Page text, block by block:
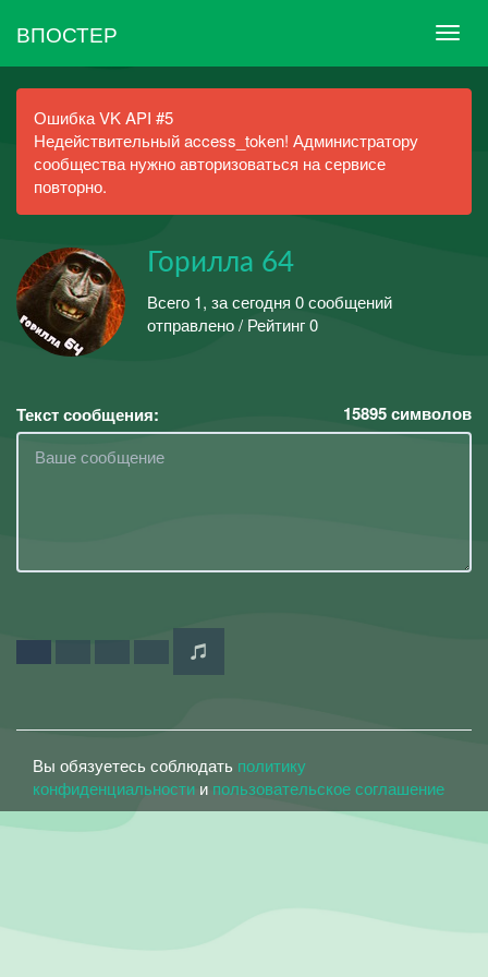
ВПОСТЕР
Ошибка VK API #5
Недействительный access_token! Администратору
сообщества нужно авторизоваться на сервисе
повторно.
Горилла 64
Всего 1, за сегодня 0 сообщений
отправлено / Рейтинг 0
Текст сообщения: 15895символов
Вы обязуетесь соблюдать политику
конфиденциальности и пользовательское соглашение